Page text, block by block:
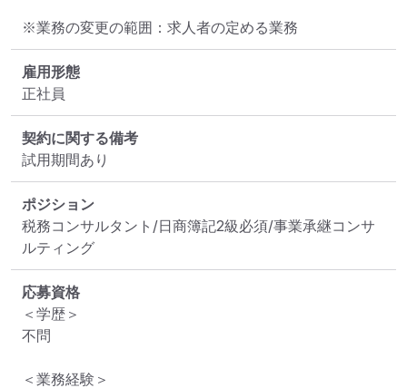
※業務の変更の範囲：求人者の定める業務
雇用形態
正社員
契約に関する備考
ポジション
税務コンサルタント/日商簿記2級必須/事業承継コンサ
ルティング
応募資格
＜学歴＞
不問
＜業務経験＞